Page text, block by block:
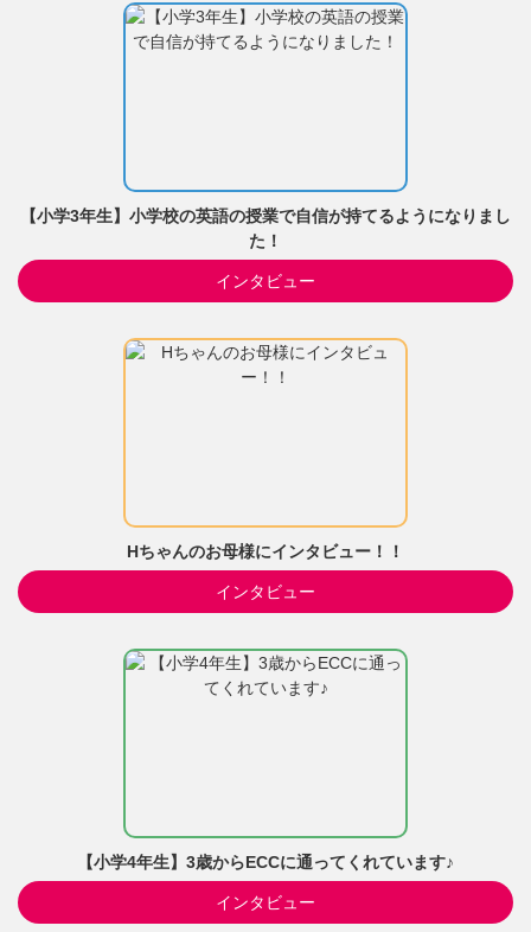
【小学3年生】小学校の英語の授業で自信が持てるようになりまし
た！
インタビュー
Hちゃんのお母様にインタビュー！！
インタビュー
【小学4年生】3歳からECCに通ってくれています♪
インタビュー